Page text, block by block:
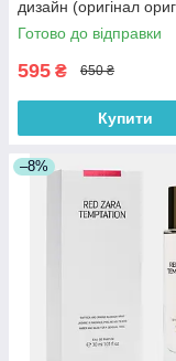
дизайн (оригінал
Іспанія)
Готово до відправки
595 ₴ 650 ₴
Купити
–8%